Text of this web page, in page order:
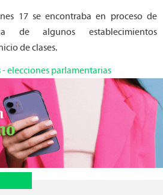
17 se encontraba en proceso de
de algunos establecimientos
de clases.
-elecciones parlamentarias